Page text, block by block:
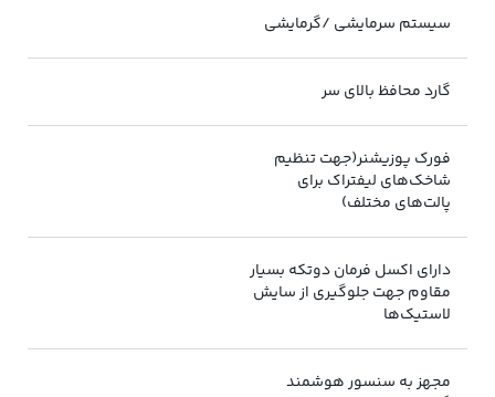
سیستم سرمایشی /گرمایشی
گارد محافظ بالای سر
فورک پوزیشنر(جهت تنظیم
شاخک‌های لیفتراک برای
پالت‌های مختلف)
دارای اکسل فرمان دوتکه بسیار
مقاوم جهت جلوگیری از سایش
لاستیک‌ها
مجهز به سنسور هوشمند